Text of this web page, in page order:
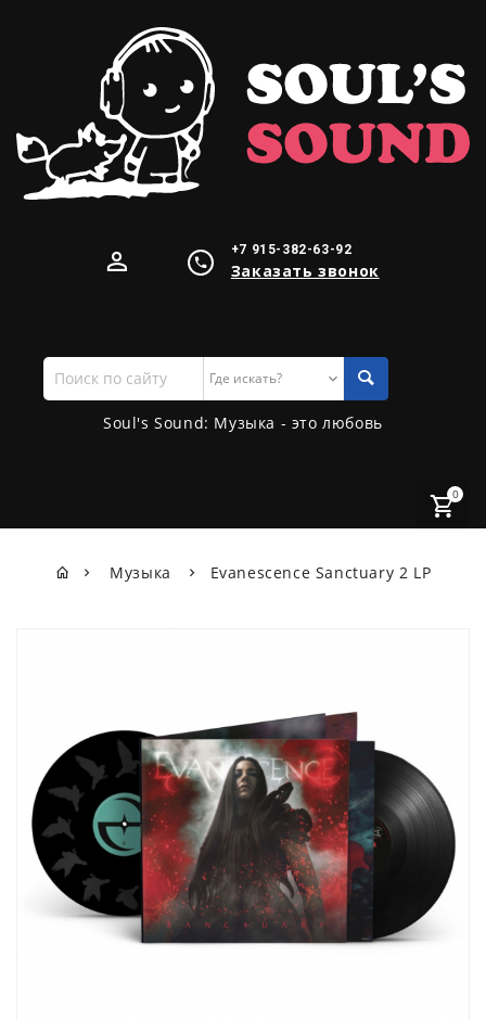
+7 915-382-63-92
Заказать звонок
Поиск
по
сайту
Soul's Sound: Музыка - это любовь
0
Музыка Evanescence Sanctuary 2 LP